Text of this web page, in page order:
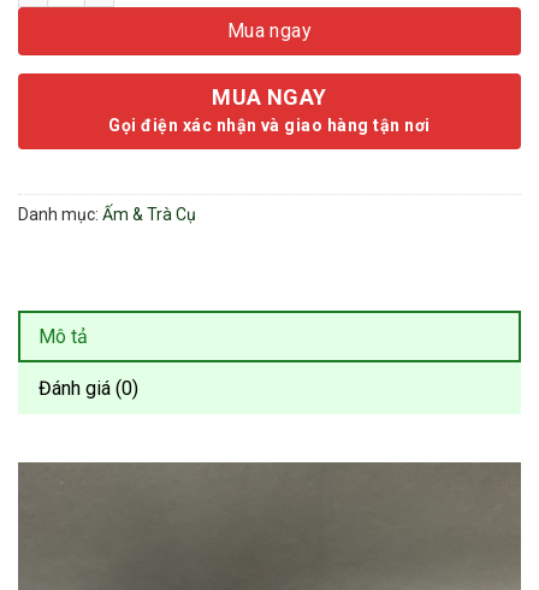
Mua ngay
MUA NGAY
Gọi điện xác nhận và giao hàng tận nơi
Danh mục: Ấm & Trà Cụ
Mô tả
Đánh giá (0)